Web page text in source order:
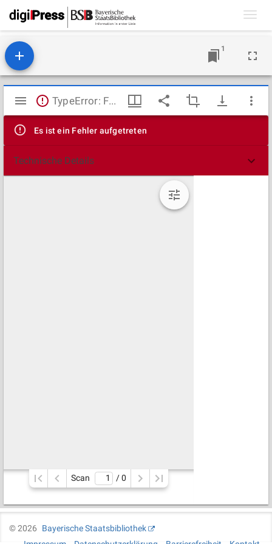
1
Mirador
Viewer
TypeError: Failed to fetch
Es ist ein Fehler aufgetreten
Technische Details
Scan / 0
©2026
Bayerische Staatsbibliothek